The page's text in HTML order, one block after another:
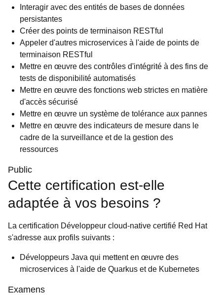
Interagir avec des entités de bases de données
persistantes
Créer des points de terminaison RESTful
Appeler d'autres microservices à l'aide de points de
terminaison RESTful
Mettre en œuvre des contrôles d'intégrité à des fins de
tests de disponibilité automatisés
Mettre en œuvre des fonctions web strictes en matière
d'accès sécurisé
Mettre en œuvre un système de tolérance aux pannes
Mettre en œuvre des indicateurs de mesure dans le
cadre de la surveillance et de la gestion des
ressources
Public
Cette certification est-elle
adaptée à vos besoins ?
La certification Développeur cloud-native certifié Red Hat
s'adresse aux profils suivants :
Développeurs Java qui mettent en œuvre des
microservices à l'aide de Quarkus et de Kubernetes
Examens